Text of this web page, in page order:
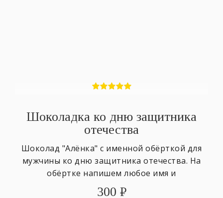
Шоколадка ко дню защитника
отечества
Шоколад "Алёнка" с именной обёрткой для
мужчины ко дню защитника отечества. На
обёртке напишем любое имя и
поздравительный текст.
300 ₽